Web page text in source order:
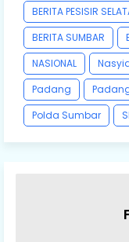
BERITA PESISIR
BERITA SUMBAR
NASIONAL
Padang
Polda Sumbar